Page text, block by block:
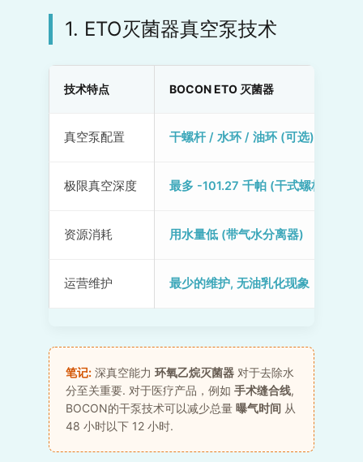
1. ETO灭菌器真空泵技术
技术特点 BOCON ETO 灭菌器
真空泵配置 干螺杆 / 水环 / 油环 (可选)
极限真空深度 最多 -101.27 千帕 (干式螺杆系统)
资源消耗 用水量低 (带气水分离器)
运营维护 最少的维护, 无油乳化现象
笔记: 深真空能力 环氧乙烷灭菌器 对于去除水
分至关重要. 对于医疗产品，例如 手术缝合线,
BOCON的干泵技术可以减少总量 曝气时间 从
48 小时以下 12 小时.